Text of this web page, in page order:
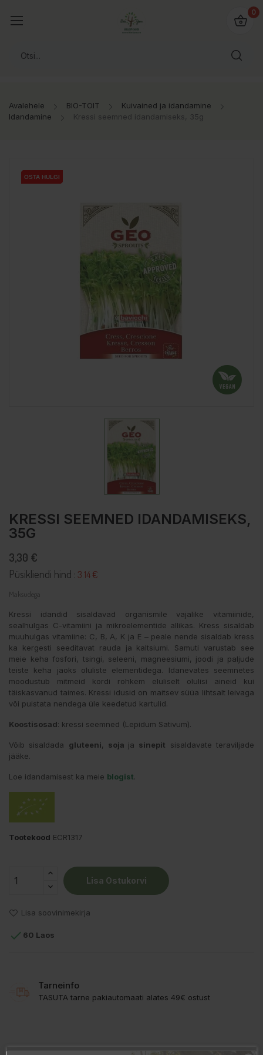
0
Avalehele BIO-TOIT
Kuivained ja idandamine
Idandamine
Kressi seemned idandamiseks, 35g
OSTA HULGI
OSTA HULGI
KRESSI SEEMNED IDANDAMISEKS,
35G
3,30 €
Püsikliendi hind : 3.14 €
Maksudega
Kressi idandid sisaldavad organismile vajalike vitamiinide,
sealhulgas C-vitamiini ja mikroelementide allikas. Kress sisaldab
muuhulgas vitamiine: C, B, A, K ja E – peale nende sisaldab kress
ka kergesti seeditavat rauda ja kaltsiumi. Samuti varustab see
meie keha fosfori, tsingi, seleeni, magneesiumi, joodi ja paljude
teiste keha jaoks oluliste elementidega. Idanevates seemnetes
moodustub mitmeid kordi rohkem eluliselt olulisi aineid kui
täiskasvanud taimes. Kressi idusid on maitsev süüa lihtsalt leivaga
või puistata nendega üle keedetud kartulid.
Koostisosad: kressi seemned (Lepidum Sativum).
Võib sisaldada gluteeni, soja ja sinepit sisaldavate teraviljade
jääke.
Loe idandamisest ka meie blogist.
Tootekood ECR1317
Lisa Ostukorvi
Lisa soovinimekirja
 60 Laos
Tarneinfo
TASUTA tarne pakiautomaati alates 49€ ostust